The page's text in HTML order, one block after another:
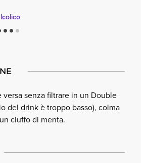
circle circle circle
senza filtrare in un Double
del drink è troppo basso), colma
ciuffo di menta.